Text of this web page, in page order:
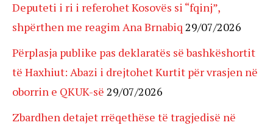
Deputeti i ri i referohet Kosovës si “fqinj”,
shpërthen me reagim Ana Brnabiq 29/07/2026
Përplasja publike pas deklaratës së bashkëshortit
të Haxhiut: Abazi i drejtohet Kurtit për vrasjen në
oborrin e QKUK-së 29/07/2026
Zbardhen detajet rrëqethëse të tragjedisë në